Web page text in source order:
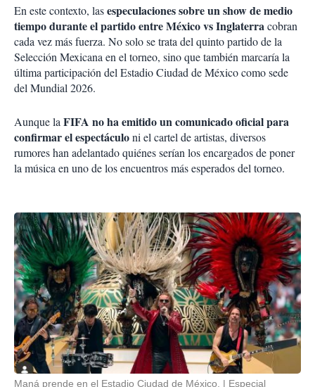
En este contexto, lasespeculaciones sobre un show de medio
tiempo durante el partido entre México vs Inglaterracobran
cada vez más fuerza. No solo se trata del quinto partido de la
Selección Mexicana en el torneo, sino que también marcaría la
última participación del Estadio Ciudad de México como sede
del Mundial 2026.
Aunque laFIFA no ha emitido un comunicado oficial para
confirmar el espectáculoni el cartel de artistas, diversos
rumores han adelantado quiénes serían los encargados de poner
la música en uno de los encuentros más esperados del torneo.
Maná prende en el Estadio Ciudad de México. Especial